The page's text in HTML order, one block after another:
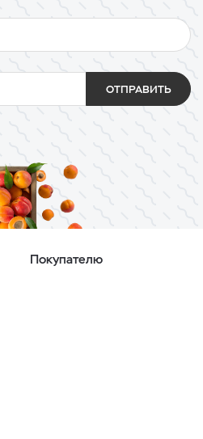
ОТПРАВИТЬ
Покупателю